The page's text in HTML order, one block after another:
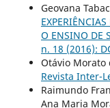
Geovana
O ENSINO DE
n. 18 (2016):
Otávio Morato
Revista Inter-
Raimundo
Ana Maria